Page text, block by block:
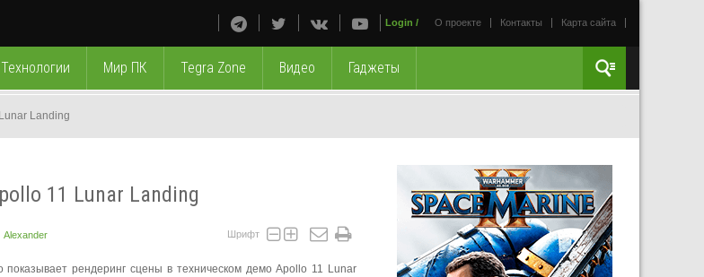
О проекте Контакты Карта сайта
Login /
Технологии Мир ПК Tegra Zone Видео Гаджеты
Landing
11 Lunar Landing
Alexander Шрифт
рендеринг сцены в техническом демо Apollo 11 Lunar